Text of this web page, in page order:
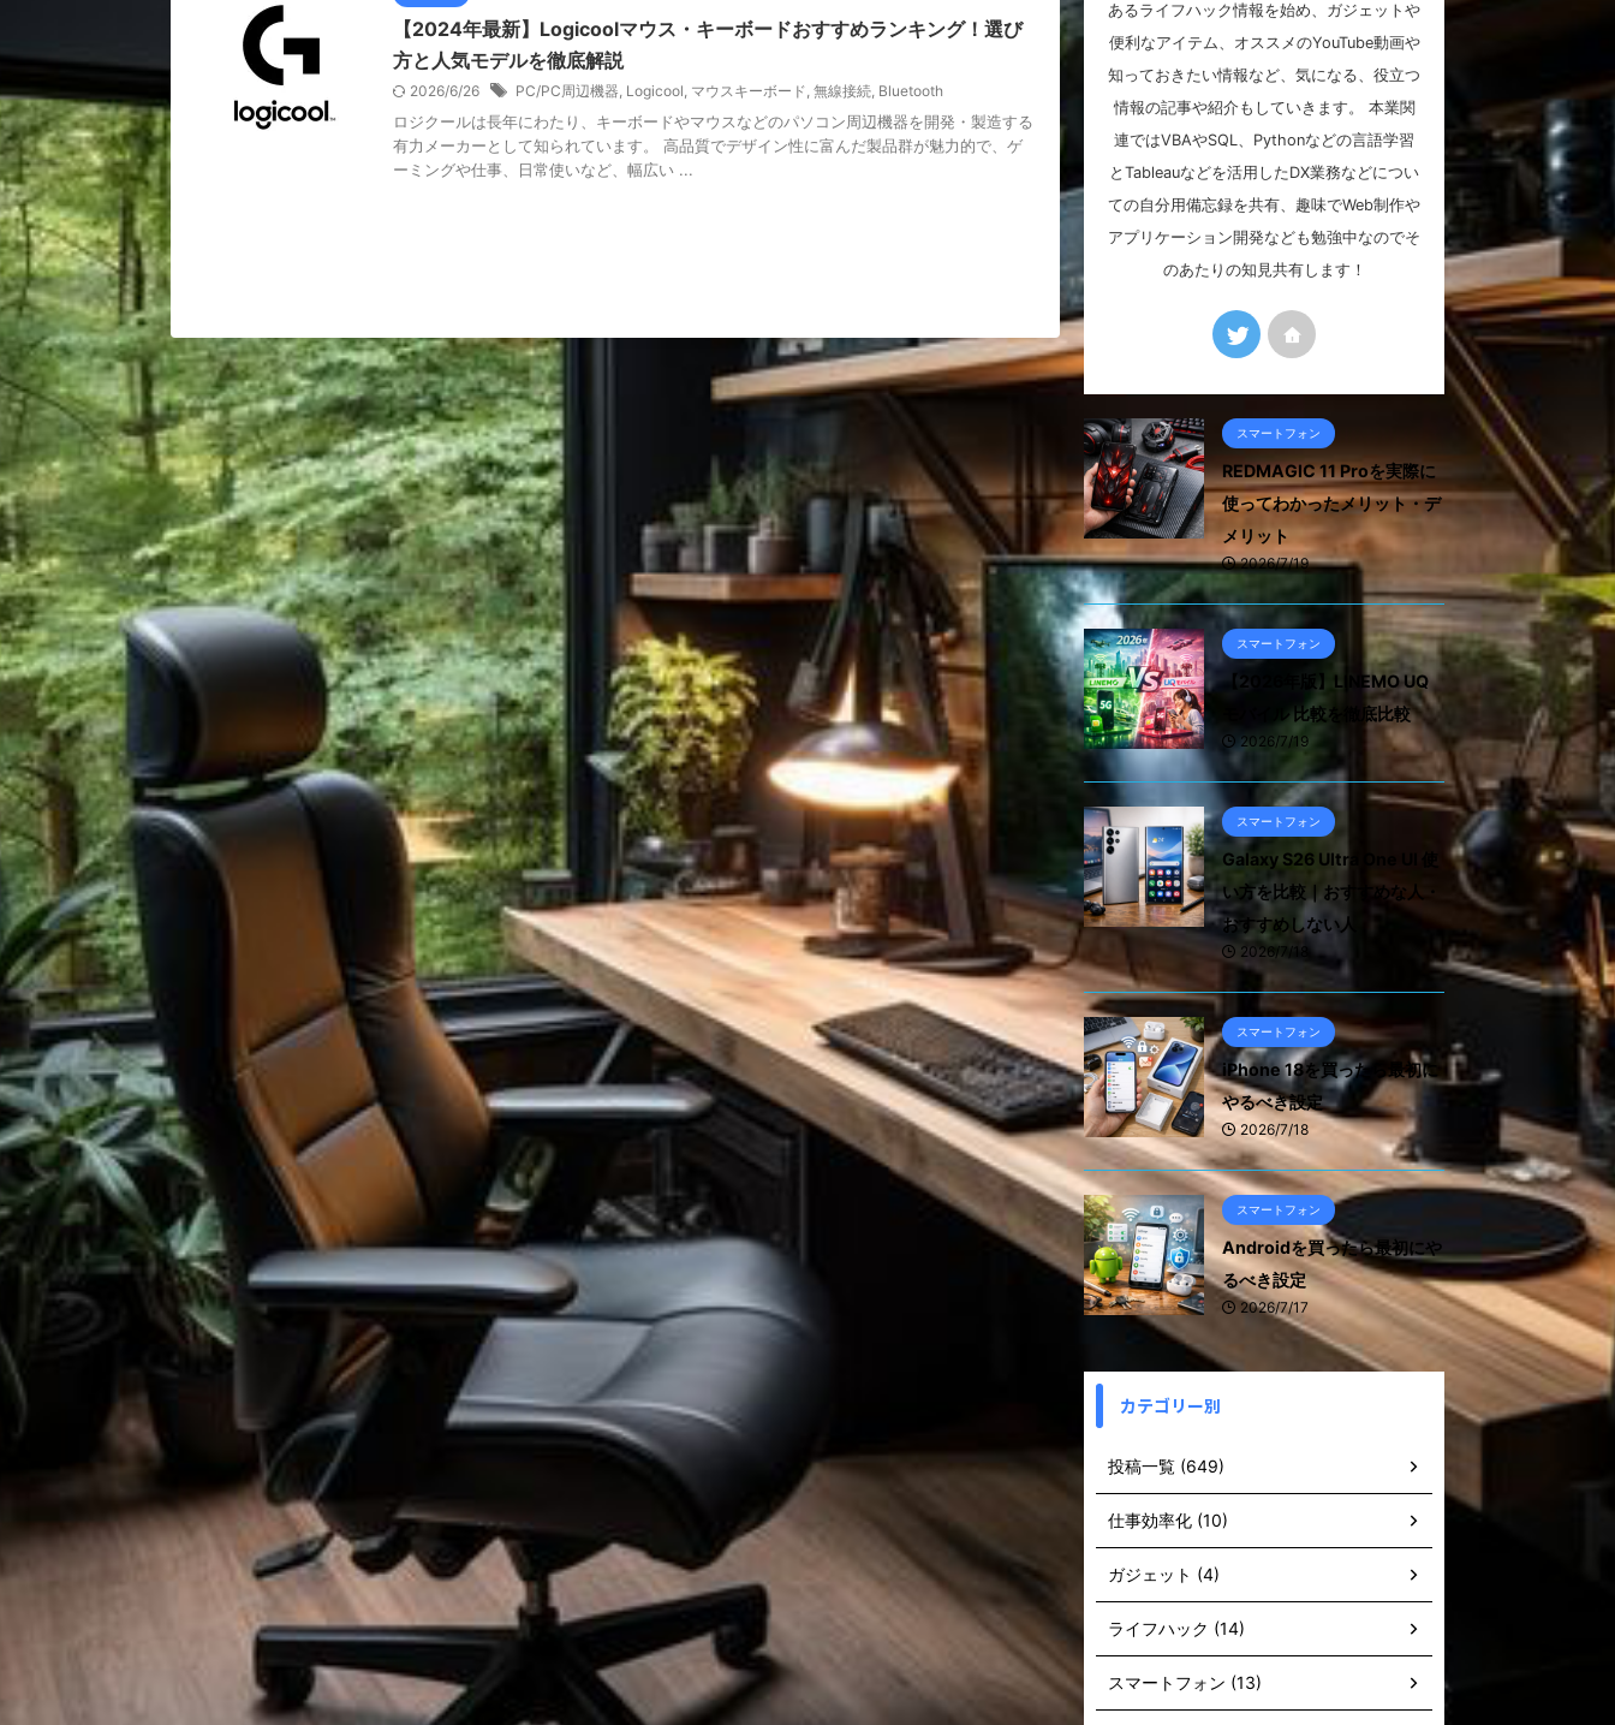
【2024年最新】Logicoolマウス・キーボードおすすめランキング！選び
方と人気モデルを徹底解説
2026/6/26 PC/PC周辺機器, Logicool, マウスキーボード, 無線接続, Bluetooth
ロジクールは長年にわたり、キーボードやマウスなどのパソコン周辺機器を開発・製造する
有力メーカーとして知られています。 高品質でデザイン性に富んだ製品群が魅力的で、ゲ
ーミングや仕事、日常使いなど、幅広い ...
あるライフハック情報を始め、ガジェットや
便利なアイテム、オススメのYouTube動画や
知っておきたい情報など、気になる、役立つ
情報の記事や紹介もしていきます。 本業関
連ではVBAやSQL、Pythonなどの言語学習
とTableauなどを活用したDX業務などについ
ての自分用備忘録を共有、趣味でWeb制作や
アプリケーション開発なども勉強中なのでそ
のあたりの知見共有します！
スマートフォン
REDMAGIC 11 Proを実際に
使ってわかったメリット・デ
メリット
2026/7/19
スマートフォン
【2026年版】LINEMO UQ
モバイル 比較を徹底比較
2026/7/19
スマートフォン
Galaxy S26 Ultra One UI 使
い方を比較｜おすすめな人・
おすすめしない人
2026/7/18
スマートフォン
iPhone 18を買ったら最初に
やるべき設定
2026/7/18
スマートフォン
Androidを買ったら最初にや
るべき設定
2026/7/17
カテゴリー別
投稿一覧 (649)
仕事効率化 (10)
ガジェット (4)
ライフハック (14)
スマートフォン (13)